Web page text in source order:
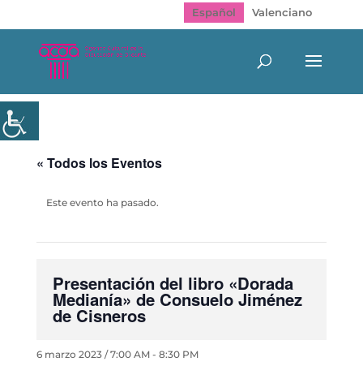
Español Valenciano
« Todos los Eventos
Este evento ha pasado.
Presentación del libro «Dorada
Medianía» de Consuelo Jiménez
de Cisneros
6 marzo 2023 / 7:00 AM- 8:30 PM